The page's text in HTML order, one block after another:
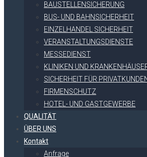
BAUSTELLENSICHERUNG
BUS- UND BAHNSICHERHEIT
EINZELHANDEL SICHERHEIT
VERANSTALTUNGSDIENSTE
MESSEDIENST
KLINIKEN UND
SICHERHEIT FÜR
FIRMENSCHUTZ
HOTEL- UND GASTGEWERBE
QUALITÄT
ÜBER UNS
Kontakt
Anfrage